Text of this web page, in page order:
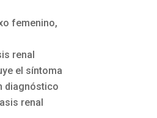
femenino,
renal
el síntoma
diagnóstico
renal